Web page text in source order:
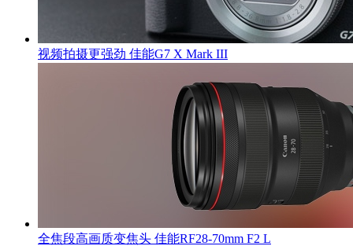
视频拍摄更强劲 佳能G7 X Mark III
全焦段高画质变焦头 佳能RF28-70mm F2 L